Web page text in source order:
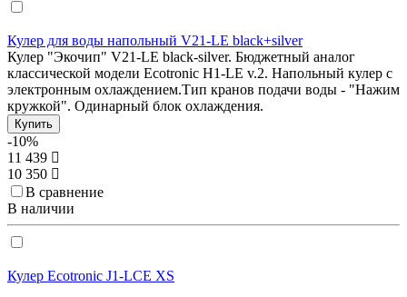
Кулер для воды напольный V21-LE black+silver
Кулер "Экочип" V21-LE black-silver. Бюджетный аналог
классической модели Ecotronic H1-LE v.2. Напольный кулер с
электронным охлаждением.Тип кранов подачи воды - "Нажим
кружкой". Одинарный блок охлаждения.
Купить
-10%
11 439
10 350
В сравнение
В наличии
Кулер Ecotronic J1-LCE XS